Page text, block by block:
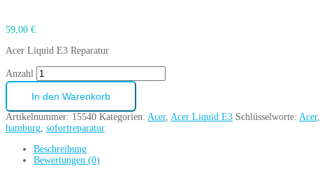
59,00 €
Acer Liquid E3 Reparatur
Anzahl
In den Warenkorb
Artikelnummer: 15540 Kategorien: Acer, Acer Liquid E3 Schlüsselworte: Acer,
hamburg, sofortreparatur
Beschreibung
Bewertungen (0)